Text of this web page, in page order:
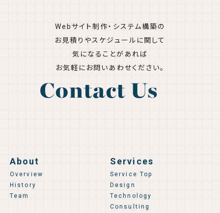
Webサイト制作・システム構築の
お見積りやスケジュールに関して
気になることがあれば
お気軽にお問いあわせください。
Contact Us
About
Overview
History
Team
Services
Service Top
Design
Technology
Consulting